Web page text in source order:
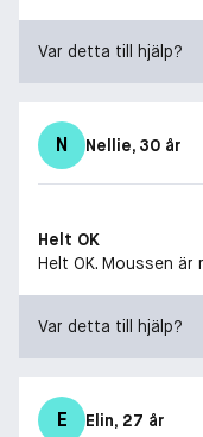
Var detta till hjälp?
N Nellie, 30 år
Helt OK
Helt OK. Moussen
Var detta till hjälp?
E Elin, 27 år